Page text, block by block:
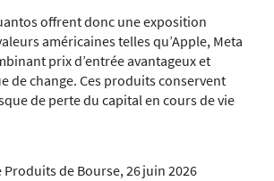
offrent donc une exposition
américaines telles qu’Apple, Meta
prix d’entrée avantageux et
de change. Ces produits conservent
de perte du capital en cours de vie
Produits de Bourse, 26 juin 2026